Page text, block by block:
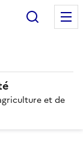
et de